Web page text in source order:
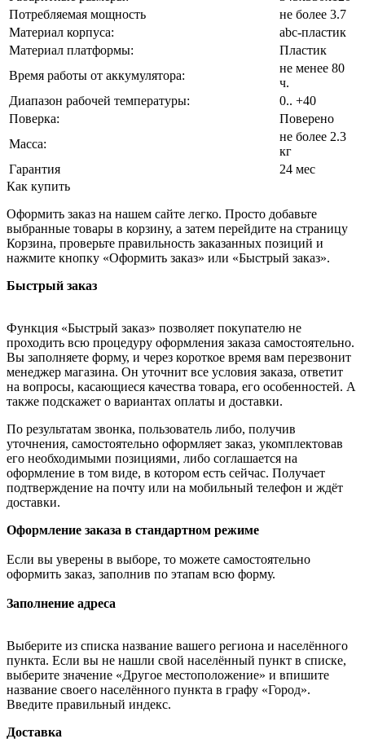
Потребляемая мощность
не более 3.7
Материал корпуса:
abc-пластик
Материал платформы:
Пластик
Время работы от аккумулятора:
не менее 80
ч.
Диапазон рабочей температуры:
0.. +40
Поверка:
Поверено
Масса:
не более 2.3
кг
Гарантия
24 мес
Как купить
Оформить заказ на нашем сайте легко. Просто добавьте
выбранные товары в корзину, а затем перейдите на страницу
Корзина, проверьте правильность заказанных позиций и
нажмите кнопку «Оформить заказ» или «Быстрый заказ».
Быстрый заказ
Функция «Быстрый заказ» позволяет покупателю не
проходить всю процедуру оформления заказа самостоятельно.
Вы заполняете форму, и через короткое время вам перезвонит
менеджер магазина. Он уточнит все условия заказа, ответит
на вопросы, касающиеся качества товара, его особенностей. А
также подскажет о вариантах оплаты и доставки.
По результатам звонка, пользователь либо, получив
уточнения, самостоятельно оформляет заказ, укомплектовав
его необходимыми позициями, либо соглашается на
оформление в том виде, в котором есть сейчас. Получает
подтверждение на почту или на мобильный телефон и ждёт
доставки.
Оформление заказа в стандартном режиме
Если вы уверены в выборе, то можете самостоятельно
оформить заказ, заполнив по этапам всю форму.
Заполнение адреса
Выберите из списка название вашего региона и населённого
пункта. Если вы не нашли свой населённый пункт в списке,
выберите значение «Другое местоположение» и впишите
название своего населённого пункта в графу «Город».
Введите правильный индекс.
Доставка